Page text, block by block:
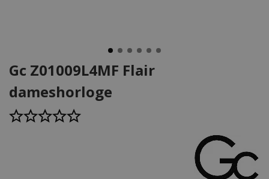
Gc Z01009L4MF Flair
dameshorloge